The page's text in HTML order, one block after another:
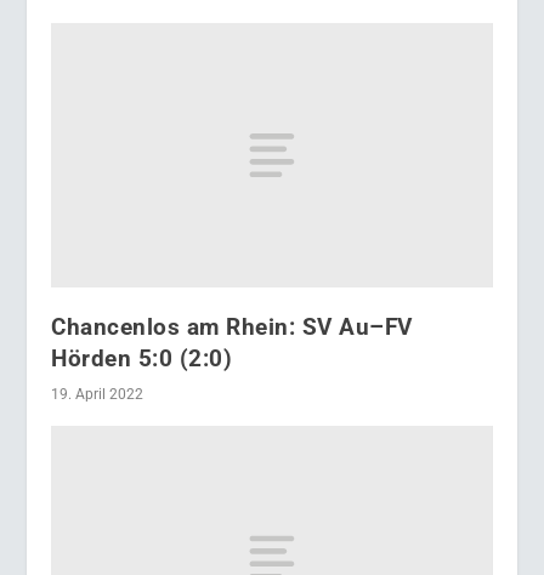
Chancenlos am Rhein: SV Au–FV
Hörden 5:0 (2:0)
19. April 2022